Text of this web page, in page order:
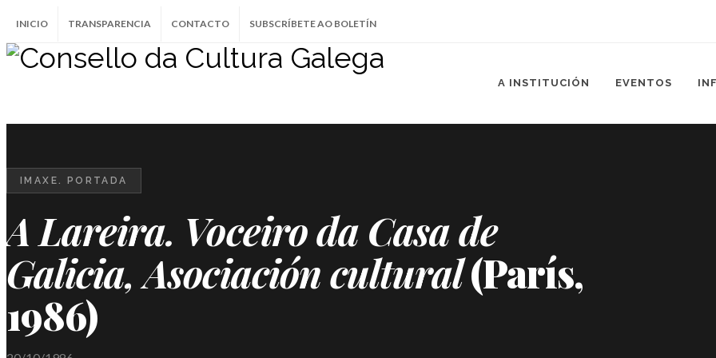
INICIO TRANSPARENCIA CONTACTO SUBSCRÍBETE AO BOLETÍN
A INSTITUCIÓN EVENTOS
IMAXE. PORTADA
A Lareira. Voceiro da Casa de
Galicia, Asociación cultural(París,
1986)